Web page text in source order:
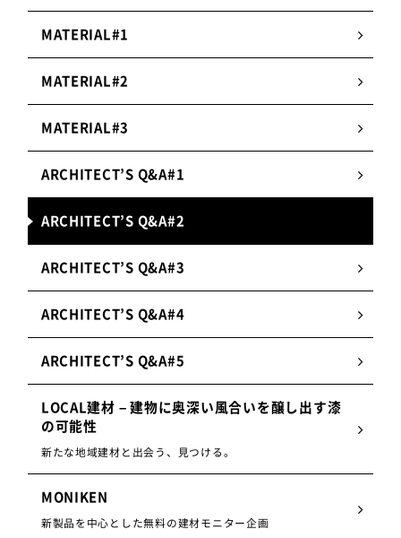
MATERIAL#1
MATERIAL#2
MATERIAL#3
ARCHITECT’S Q&A#1
ARCHITECT’S Q&A#2
ARCHITECT’S Q&A#3
ARCHITECT’S Q&A#4
ARCHITECT’S Q&A#5
LOCAL建材 – 建物に奥深い風合いを醸し出す漆
の可能性
新たな地域建材と出会う、見つける。
MONIKEN
新製品を中心とした無料の建材モニター企画